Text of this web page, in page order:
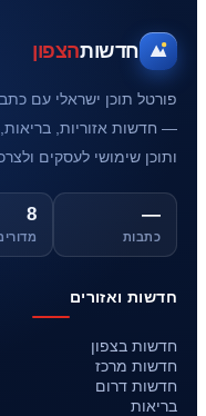
חדשותהצפון
פורטל תוכן ישראלי עם
— חדשות אזוריות, בריאות,
ותוכן שימושי לעסקים
—
כתבות
8
חדשות ואזורים
חדשות בצפון
חדשות מרכז
חדשות דרום
בריאות